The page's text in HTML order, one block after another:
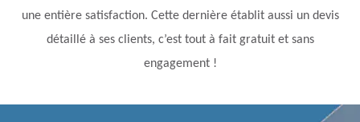
une entière satisfaction. Cette dernière établit aussi un devis
détaillé à ses clients, c’est tout à fait gratuit et sans
engagement !